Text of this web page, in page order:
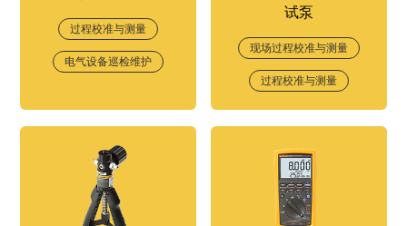
过程校准与测量
电气设备巡检维护
试泵
现场过程校准与测量
过程校准与测量